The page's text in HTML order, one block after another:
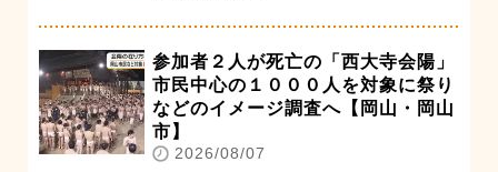
参加者２人が死亡の「西大寺会陽」
市民中心の１０００人を対象に祭り
などのイメージ調査へ【岡山・岡山
市】
2026/08/07